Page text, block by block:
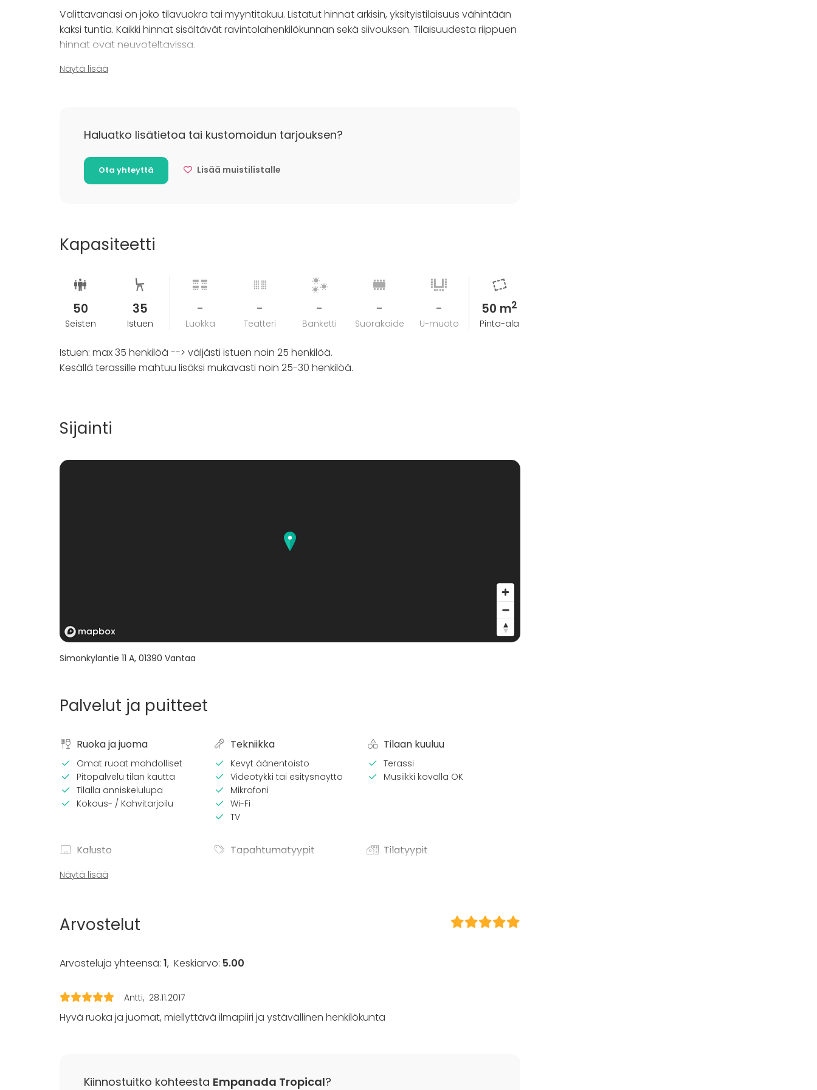
Valittavanasi on joko tilavuokra tai myyntitakuu. Listatut hinnat arkisin, yksityistilaisuus vähintään
kaksi tuntia. Kaikki hinnat sisältävät ravintolahenkilökunnan sekä siivouksen. Tilaisuudesta riippuen
hinnat ovat neuvoteltavissa.
Lisätietoa peruutuksesta
Näytä lisää
Haluatko lisätietoa tai kustomoidun tarjouksen?
Ota yhteyttä Lisää muistilistalle
Kapasiteetti
50
Seisten
35
Istuen
-
Luokka
-
Teatteri
-
Banketti
-
Suorakaide
-
U-muoto
50 m2
Pinta-ala
Istuen: max 35 henkilöä --> väljästi istuen noin 25 henkilöä.
Kesällä terassille mahtuu lisäksi mukavasti noin 25-30 henkilöä.
Sijainti
Simonkylantie 11 A, 01390 Vantaa
Palvelut ja puitteet
Ruoka ja juoma
Omat ruoat mahdolliset
Pitopalvelu tilan kautta
Tilalla anniskelulupa
Kokous- / Kahvitarjoilu
Tekniikka
Kevyt äänentoisto
Videotykki tai esitysnäyttö
Mikrofoni
Wi-Fi
TV
Tilaan kuuluu
Terassi
Musiikki kovalla OK
Kalusto
Keittiö asiakkaan käytössä
Astiasto
Tapahtumatyypit
Esitys / näytös
Pikkujoulut
Tilatyypit
Näytä lisää
Arvostelut
Arvosteluja yhteensä: 1, Keskiarvo: 5.00
Antti 28.11.2017
Hyvä ruoka ja juomat, miellyttävä ilmapiiri ja ystävällinen henkilökunta
Kiinnostuitko kohteesta Empanada Tropical?